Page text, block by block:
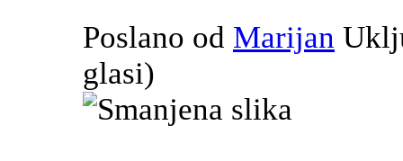
Poslano od Marijan
glasi)